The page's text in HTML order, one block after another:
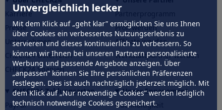
Unvergleichlich lecker
Mit dem Klick auf „geht klar” ermöglichen Sie uns Ihnen
über Cookies ein verbessertes Nutzungserlebnis zu
servieren und dieses kontinuierlich zu verbessern. So
können wir Ihnen bei unseren Partnern personalisierte
Werbung und passende Angebote anzeigen. Über
„anpassen” können Sie Ihre persönlichen Präferenzen
festlegen. Dies ist auch nachträglich jederzeit möglich. Mit
dem Klick auf „Nur notwendige Cookies” werden lediglich
technisch notwendige Cookies gespeichert.
Karriere
Presse
Unternehmen
CHECK24 Österreich
CHECK24 Spanien
Partnerprogramm
Profi werden
Affiliate werden
Werkstattpartner werden
CHECK24 Zahlungsarten
PayPal
Unser Engagement
Nachhaltigkeit